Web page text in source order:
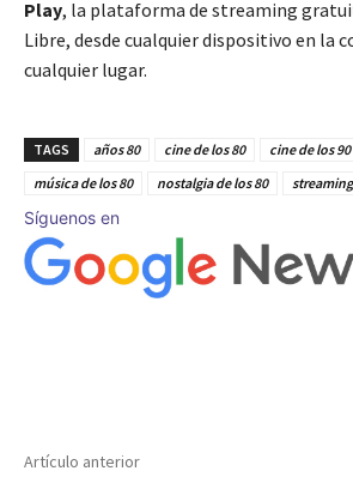
Play, la plataforma de streaming
Libre, desde cualquier dispositivo en la
cualquier lugar.
TAGS años 80 cine de los 80 cine de los 90
música de los 80
nostalgia de los 80
Síguenos en
Artículo anterior